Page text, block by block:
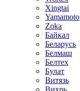
Xingtai
Yamamoto
Zoka
Байкал
Беларусь
Белмаш
Белтех
Булат
Витязь
Вихрь